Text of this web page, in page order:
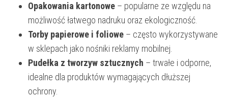
Opakowania kartonowe – popularne ze względu na
możliwość łatwego nadruku oraz ekologiczność.
Torby papierowe i foliowe – często wykorzystywane
w sklepach jako nośniki reklamy mobilnej.
Pudełka z tworzyw sztucznych – trwałe i odporne,
idealne dla produktów wymagających dłuższej
ochrony.